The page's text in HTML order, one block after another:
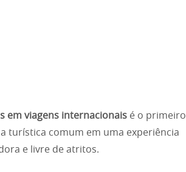
em viagens internacionais é o primeiro
turística comum em uma experiência
e livre de atritos.